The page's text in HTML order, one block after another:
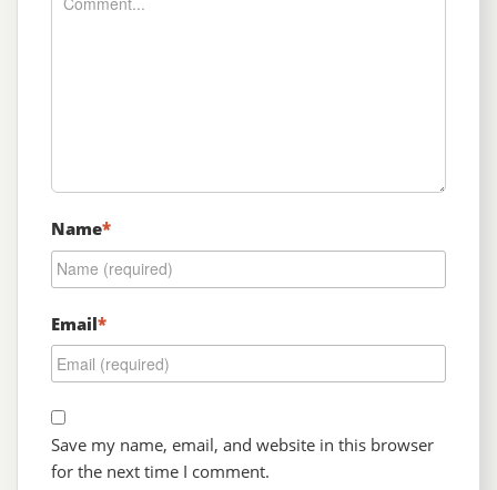
Name*
Email*
Save my name, email, and website in this browser
for the next time I comment.